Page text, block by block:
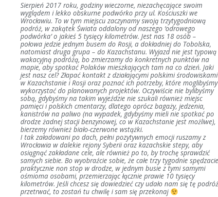
Sierpień 2017 roku, godziny wieczorne, niezachęcające swoim
wyglądem i lekko obskurne podwórko przy ul. Kościuszki we
Wrocławiu. To w tym miejscu zaczynamy swoją trzytygodniową
podróż, w zakątek Świata oddalony od naszego ‘odrowego
podwórka’ o jakieś 5 tysięcy kilometrów. Jest nas 18 osób –
połowa jedzie jednym busem do Rosji, a dokładniej do Tobolska,
natomiast druga grupa – do Kazachstanu. Wyjazd nie jest typową
wakacyjną podróżą, bo zmierzamy do konkretnych punktów na
mapie, aby spotkać Polaków mieszkających tam na co dzień. Jaki
jest nasz cel? Złapać kontakt z działającymi polskimi środowiskami
w Kazachstanie i Rosji oraz poznać ich potrzeby, które moglibyśmy
wykorzystać do planowanych projektów. Oczywiście nie bylibyśmy
sobą, gdybyśmy na takim wyjeździe nie szukali również miejsc
pamięci i polskich cmentarzy, dlatego oprócz bagaży, jedzenia,
kanistrów na paliwo (na wypadek, gdybyśmy mieli nie spotkać po
drodze żadnej stacji benzynowej, co w Kazachstanie jest możliwe),
bierzemy również biało-czerwone wstążki.
I tak załadowani po dach, pełni pozytywnych emocji ruszamy z
Wrocławia w dalekie rejony Syberii oraz kazachskie stepy, aby
osiągnąć zakładane cele, ale również po to, by trochę sprawdzić
samych siebie. Bo wyobraźcie sobie, że całe trzy tygodnie
praktycznie non stop w drodze, w jednym busie z tymi samymi
ośmioma osobami, przemierzając łącznie prawie 10 tysięcy
kilometrów. Jeśli chcesz się dowiedzieć czy udało nam się tę
przetrwać, to zostań tu chwilę i sam się przekonaj